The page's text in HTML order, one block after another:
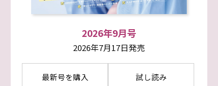
2026年9月号
2026年7月17日発売
最新号を購入 試し読み